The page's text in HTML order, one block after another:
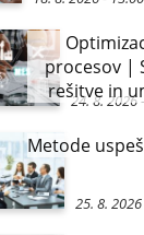
procesov |
rešitve in
24. 8. 2026
Metode
25. 8.